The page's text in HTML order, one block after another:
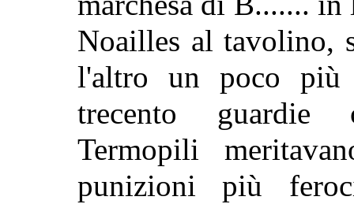
Noailles al tavolino,
l'altro un poco più
trecento guardie
Termopili
punizioni più